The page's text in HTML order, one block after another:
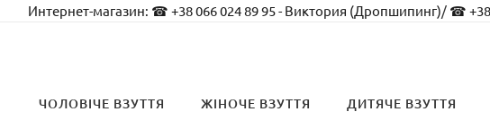
Интернет-магазин: ☎ +38 066 024 89 95 - Виктория (Дропшипинг)/ ☎ +38
ЧОЛОВІЧЕ ВЗУТТЯ ЖІНОЧЕ ВЗУТТЯ ДИТЯЧЕ ВЗУТТЯ